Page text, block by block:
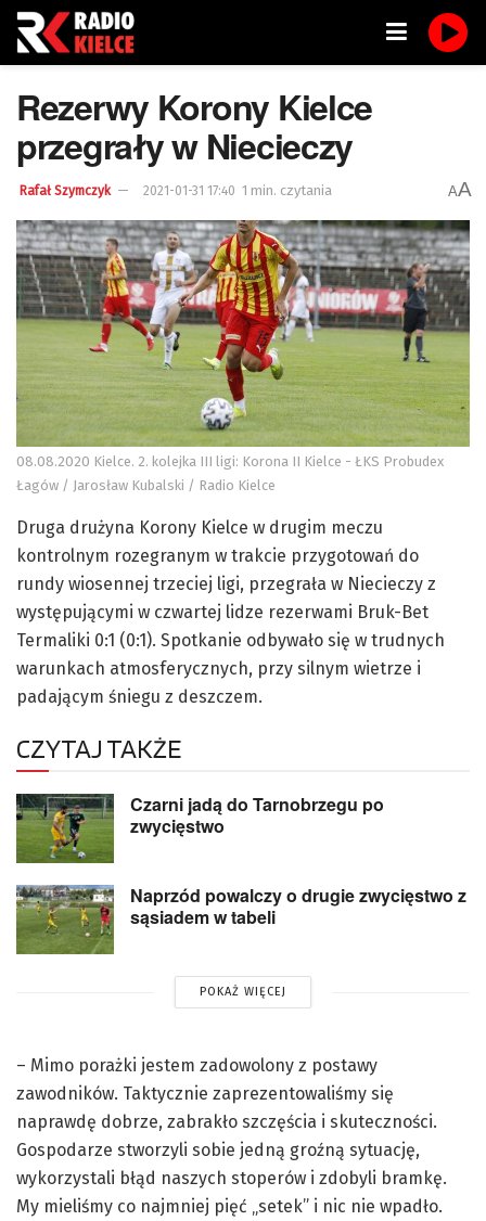
Rezerwy Korony Kielce
przegrały w Niecieczy
Rafał Szymczyk 2021-01-31 17:40 1 min. czytania AA
08.08.2020 Kielce. 2. kolejka III ligi: Korona II Kielce - ŁKS Probudex
Łagów / Jarosław Kubalski / Radio Kielce
Druga drużyna Korony Kielce w drugim meczu
kontrolnym rozegranym w trakcie przygotowań do
rundy wiosennej trzeciej ligi, przegrała w Niecieczy z
występującymi w czwartej lidze rezerwami Bruk-Bet
Termaliki 0:1 (0:1). Spotkanie odbywało się w trudnych
warunkach atmosferycznych, przy silnym wietrze i
padającym śniegu z deszczem.
CZYTAJ TAKŻE
Czarni jadą do Tarnobrzegu po
zwycięstwo
Naprzód powalczy o drugie zwycięstwo z
sąsiadem w tabeli
POKAŻ WIĘCEJ
– Mimo porażki jestem zadowolony z postawy
zawodników. Taktycznie zaprezentowaliśmy się
naprawdę dobrze, zabrakło szczęścia i skuteczności.
Gospodarze stworzyli sobie jedną groźną sytuację,
wykorzystali błąd naszych stoperów i zdobyli bramkę.
My mieliśmy co najmniej pięć „setek” i nic nie wpadło.